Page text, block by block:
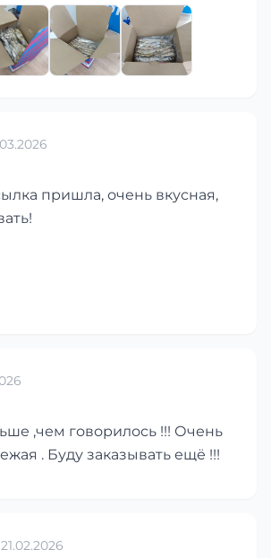
пришла, очень вкусная,
,чем говорилось !!! Очень
. Буду заказывать ещё !!!
21.02.2026